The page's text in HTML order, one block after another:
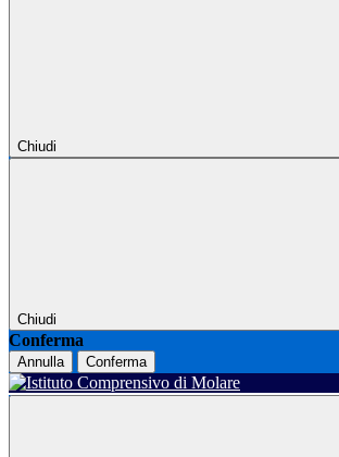
Chiudi
Chiudi
Conferma
Annulla Conferma